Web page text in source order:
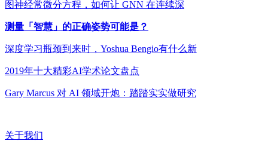
图神经常微分方程，如何让 GNN 在连续深
测量「智慧」的正确姿势可能是？
深度学习瓶颈到来时，Yoshua Bengio有什么新
2019年十大精彩AI学术论文盘点
Gary Marcus 对 AI 领域开炮：踏踏实实做研究
关于我们